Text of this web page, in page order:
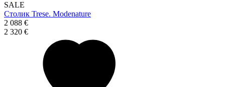
SALE
Столик Trese. Modenature
2 088 €
2 320 €